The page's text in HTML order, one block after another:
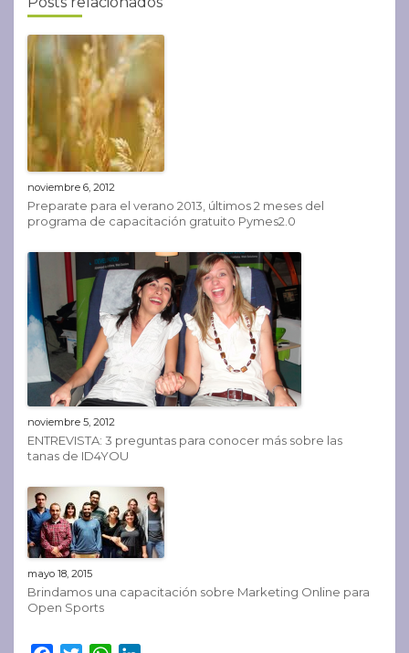
noviembre 6, 2012
Preparate para el verano 2013, últimos 2 meses del
programa de capacitación gratuito Pymes2.0
noviembre 5, 2012
ENTREVISTA: 3 preguntas para conocer más sobre las
tanas de ID4YOU
mayo 18, 2015
Brindamos una capacitación sobre Marketing Online para
Open Sports